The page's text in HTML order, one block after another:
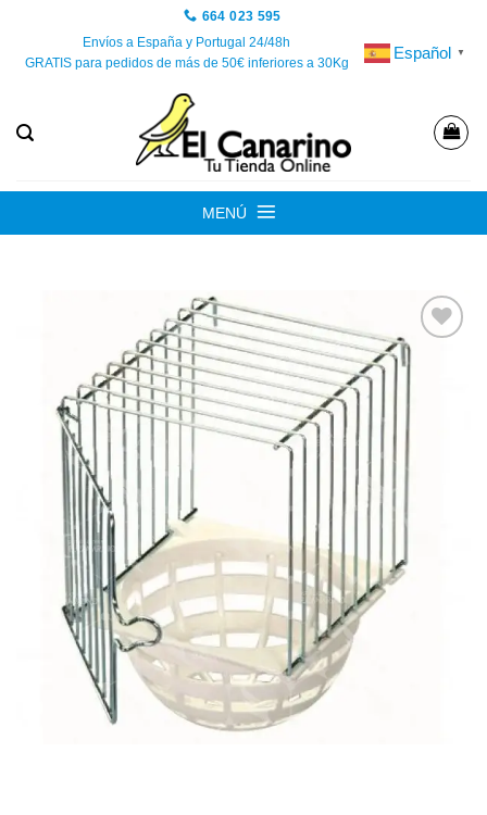
contenido
664 023 595
Envíos a España y Portugal 24/48h
GRATIS para pedidos de más de 50€ inferiores a 30Kg
Español ▼
MENÚ